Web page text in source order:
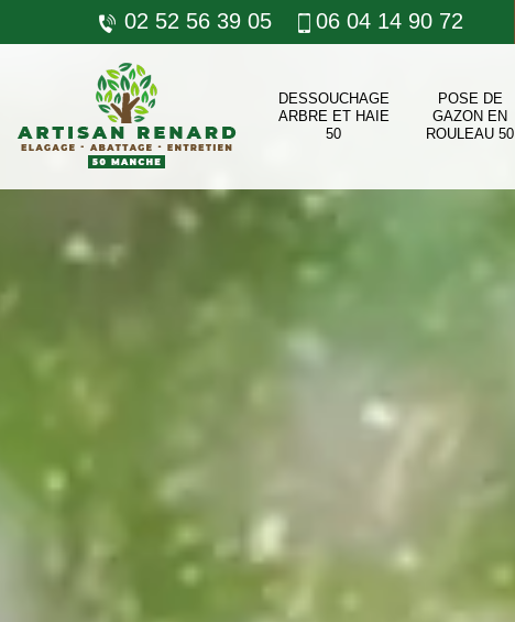
02 52 56 39 05 06 04 14 90 72
DESSOUCHAGE
ARBRE ET HAIE
50
POSE DE
GAZON EN
ROULEAU 50